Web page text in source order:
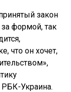
закон
формой, так
что он хочет,
Украина.